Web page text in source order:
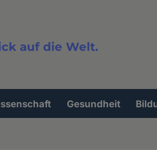
auf die Welt.
Gesundheit